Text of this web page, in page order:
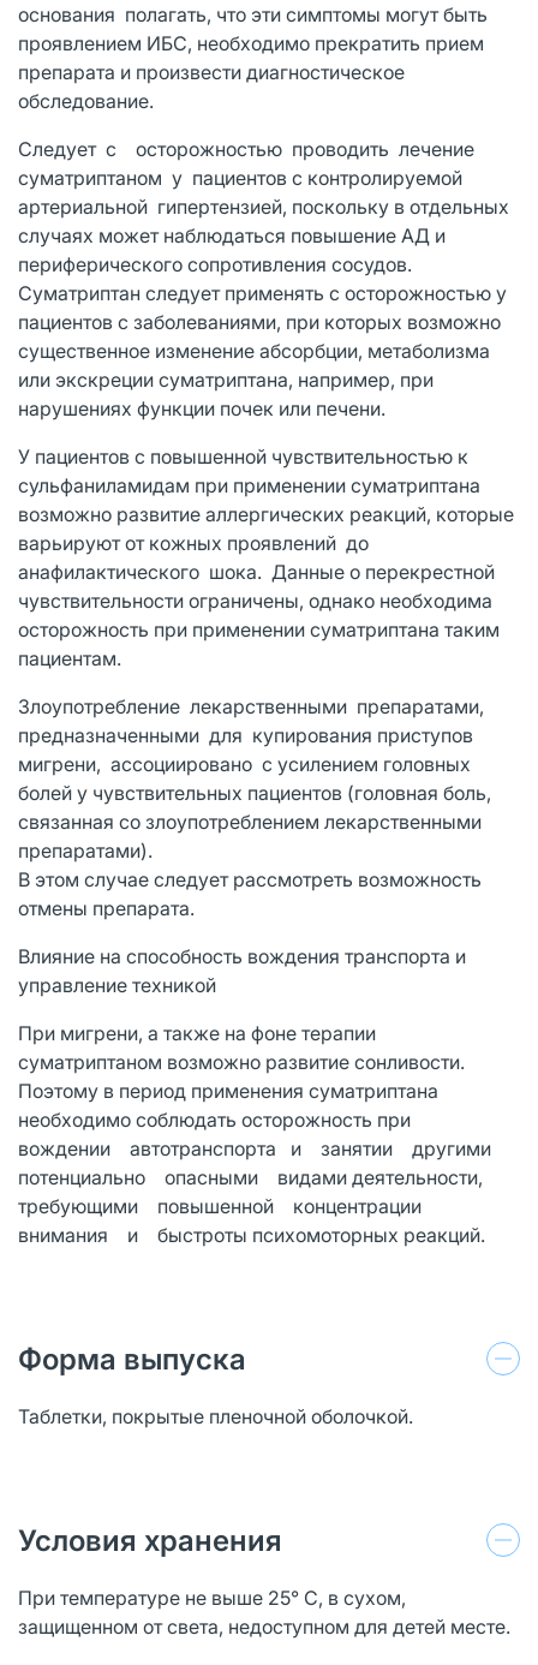
основания полагать, что эти симптомы могут быть
проявлением ИБС, необходимо прекратить прием
препарата и произвести диагностическое
обследование.
Следует с осторожностью проводить лечение
суматриптаном у пациентов с контролируемой
артериальной гипертензией, поскольку в отдельных
случаях может наблюдаться повышение АД и
периферического сопротивления сосудов.
Суматриптан следует применять с осторожностью у
пациентов с заболеваниями, при которых возможно
существенное изменение абсорбции, метаболизма
или экскреции суматриптана, например, при
нарушениях функции почек или печени.
У пациентов с повышенной чувствительностью к
сульфаниламидам при применении суматриптана
возможно развитие аллергических реакций, которые
варьируют от кожных проявлений до
анафилактического шока. Данные о перекрестной
чувствительности ограничены, однако необходима
осторожность при применении суматриптана таким
пациентам.
Злоупотребление лекарственными препаратами,
предназначенными для купирования приступов
мигрени, ассоциировано с усилением головных
болей у чувствительных пациентов (головная боль,
связанная со злоупотреблением лекарственными
препаратами).
В этом случае следует рассмотреть возможность
отмены препарата.
Влияние на способность вождения транспорта и
управление техникой
При мигрени, а также на фоне терапии
суматриптаном возможно развитие сонливости.
Поэтому в период применения суматриптана
необходимо соблюдать осторожность при
вождении автотранспорта и занятии другими
потенциально опасными видами деятельности,
требующими повышенной концентрации
внимания и быстроты психомоторных реакций.
Форма выпуска
Таблетки, покрытые пленочной оболочкой.
Условия хранения
При температуре не выше 25° С, в сухом,
защищенном от света, недоступном для детей месте.